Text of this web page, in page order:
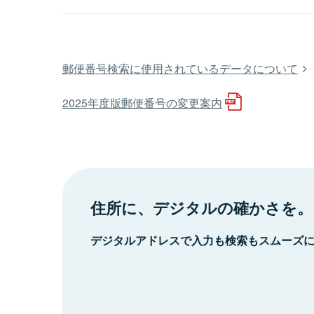
郵便番号検索に使用されているデータについて
2025年度版郵便番号の変更案内
住所に、デジタルの確かさを。
デジタルアドレスで入力も検索もスムーズ